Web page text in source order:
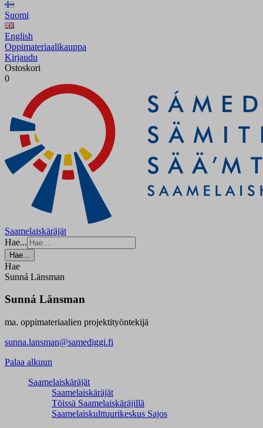
Suomi
English
Oppimateriaalikauppa
Kirjaudu
Ostoskori
0
Saamelaiskäräjät
Hae...
Hae...
Hae
Sunná Länsman
Sunná Länsman
ma. oppimateriaalien projektityöntekijä
sunna.lansman@samediggi.fi
Palaa alkuun
Saamelaiskäräjät
Saamelaiskäräjät
Töissä Saamelaiskäräjillä
Saamelaiskulttuuri­keskus Sajos